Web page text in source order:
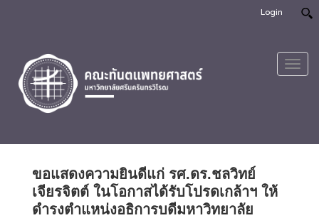
Login
ขอแสดงความยินดีแก่ รศ.ดร.ชลวิทย์
เจียรจิตต์ ในโอกาสได้รับโปรดเกล้าฯ ให้
ดำรงตำแหน่งอธิการบดีมหาวิทยาลัย